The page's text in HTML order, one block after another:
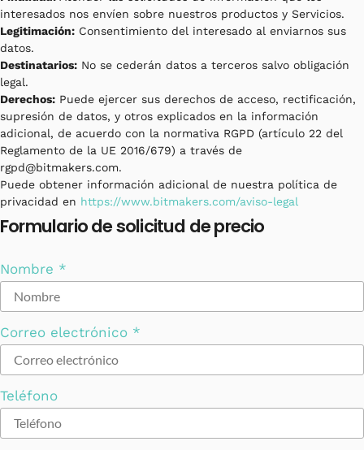
interesados nos envíen sobre nuestros productos y Servicios.
Legitimación: Consentimiento del interesado al enviarnos sus
datos.
Destinatarios: No se cederán datos a terceros salvo obligación
legal.
Derechos: Puede ejercer sus derechos de acceso, rectificación,
supresión de datos, y otros explicados en la información
adicional, de acuerdo con la normativa RGPD (artículo 22 del
Reglamento de la UE 2016/679) a través de
rgpd@bitmakers.com.
Puede obtener información adicional de nuestra política de
privacidad en https://www.bitmakers.com/aviso-legal
Formulario de solicitud de precio
Nombre *
Correo electrónico *
Legal
Mensaje
Newsletter
Teléfono